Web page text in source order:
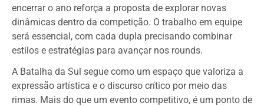
encerrar o ano reforça a proposta de explorar novas
dinâmicas dentro da competição. O trabalho em equipe
será essencial, com cada dupla precisando combinar
estilos e estratégias para avançar nos rounds.
A Batalha da Sul segue como um espaço que valoriza a
expressão artística e o discurso crítico por meio das
rimas. Mais do que um evento competitivo, é um ponto de